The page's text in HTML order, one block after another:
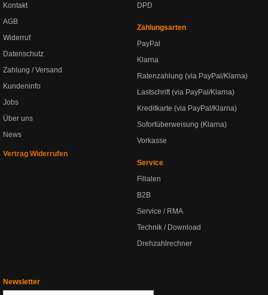
Kontakt
AGB
Widerruf
Datenschutz
Zahlung / Versand
Kundeninfo
Jobs
Über uns
News
Vertrag Widerrufen
DPD
Zahlungsarten
PayPal
Klarna
Ratenzahlung (via PayPal/Klarna)
Lastschrift (via PayPal/Klarna)
Kreditkarte (via PayPal/Klarna)
Sofortüberweisung (Klarna)
Vorkasse
Service
Filialen
B2B
Service / RMA
Technik / Download
Drehzahlrechner
Newsletter